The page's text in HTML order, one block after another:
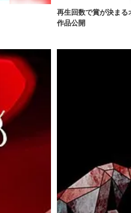
再生回数で賞が決ま
作品公開